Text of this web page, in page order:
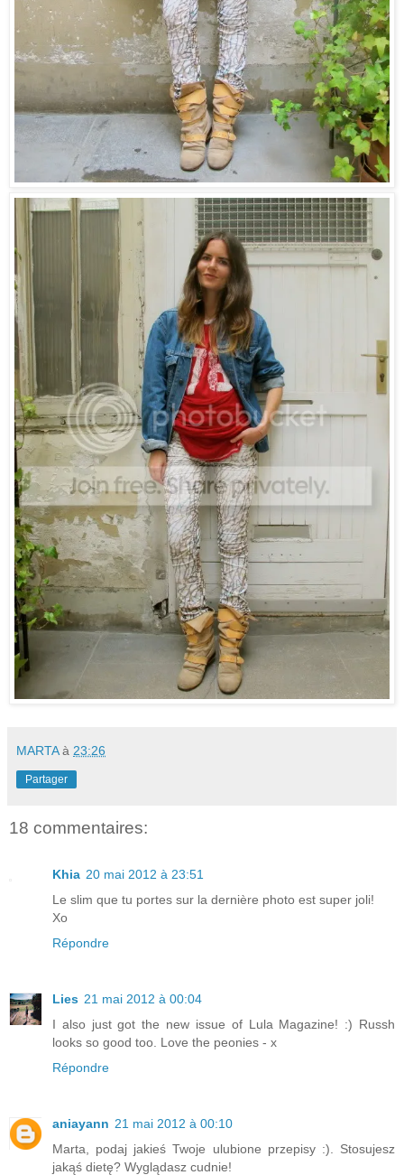
MARTA à 23:26
Partager
18 commentaires:
Khia 20 mai 2012 à 23:51
Le slim que tu portes sur la dernière photo est super joli!
Xo
Répondre
Lies 21 mai 2012 à 00:04
I also just got the new issue of Lula Magazine! :) Russh
looks so good too. Love the peonies - x
Répondre
aniayann 21 mai 2012 à 00:10
Marta, podaj jakieś Twoje ulubione przepisy :). Stosujesz
jakąś dietę? Wyglądasz cudnie!